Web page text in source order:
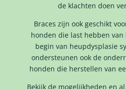
de klachten doen
Braces zijn ook geschikt
honden die last hebben
begin van heupdysplasie
ondersteunen ook de
honden die herstellen van
Bekijk de mogelijkheden en